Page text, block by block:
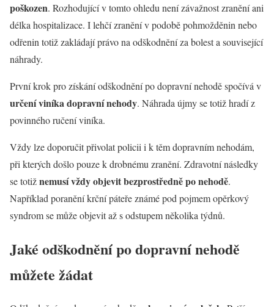
poškozen. Rozhodující v tomto ohledu není závažnost zranění ani
délka hospitalizace. I lehčí zranění v podobě pohmožděnin nebo
odřenin totiž zakládají právo na odškodnění za bolest a související
náhrady.
První krok pro získání odškodnění po dopravní nehodě spočívá v
určení viníka dopravní nehody. Náhrada újmy se totiž hradí z
povinného ručení viníka.
Vždy lze doporučit přivolat policii i k těm dopravním nehodám,
při kterých došlo pouze k drobnému zranění. Zdravotní následky
se totižnemusí vždy objevit bezprostředně po nehodě.
Například poranění krční páteře známé pod pojmem opěrkový
syndrom se může objevit až s odstupem několika týdnů.
Jaké odškodnění po dopravní nehodě
můžete žádat